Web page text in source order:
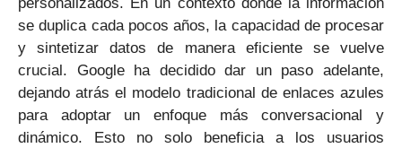
se duplica cada pocos años, la capacidad de procesar
y sintetizar datos de manera eficiente se vuelve
crucial. Google ha decidido dar un paso adelante,
dejando atrás el modelo tradicional de enlaces azules
para adoptar un enfoque más conversacional y
dinámico. Esto no solo beneficia a los usuarios